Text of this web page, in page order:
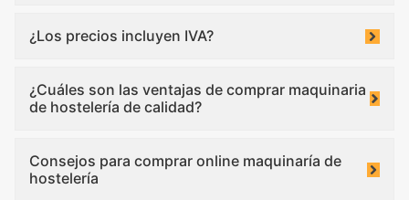
¿Los precios incluyen IVA?
¿Cuáles son las ventajas de comprar maquinaria
de hostelería de calidad?
Consejos para comprar online maquinaría de
hostelería